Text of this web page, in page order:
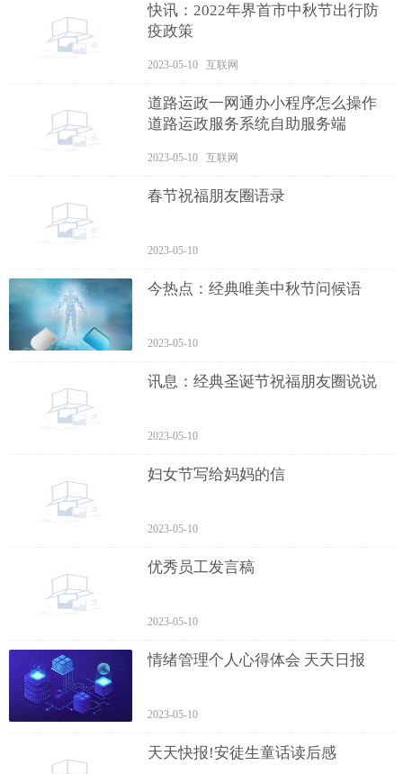
快讯：2022年界首市中秋节出行防
疫政策
2023-05-10 互联网
道路运政一网通办小程序怎么操作
道路运政服务系统自助服务端
2023-05-10 互联网
春节祝福朋友圈语录
2023-05-10
今热点：经典唯美中秋节问候语
2023-05-10
讯息：经典圣诞节祝福朋友圈说说
2023-05-10
妇女节写给妈妈的信
2023-05-10
优秀员工发言稿
2023-05-10
情绪管理个人心得体会 天天日报
2023-05-10
天天快报!安徒生童话读后感